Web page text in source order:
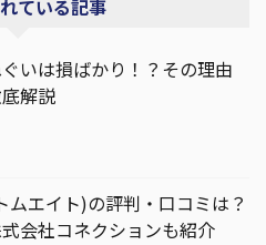
ている記事
いは損ばかり！？その理由
解説
エイト)の評判・口コミは？
会社コネクションも紹介